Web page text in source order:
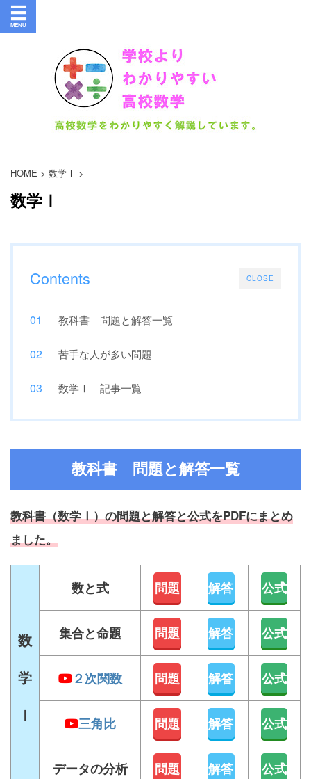
HOME > 数学Ⅰ >
数学Ⅰ
CLOSE
Contents
教科書 問題と解答一覧
苦手な人が多い問題
数学Ⅰ 記事一覧
教科書 問題と解答一覧
教科書（数学Ⅰ）の問題と解答と公式をPDFにまとめ
ました。
数
学
Ⅰ
数と式 問題 解答 公式
集合と命題 問題 解答 公式
２次関数 問題 解答 公式
三角比 問題 解答 公式
データの分析 問題 解答 公式